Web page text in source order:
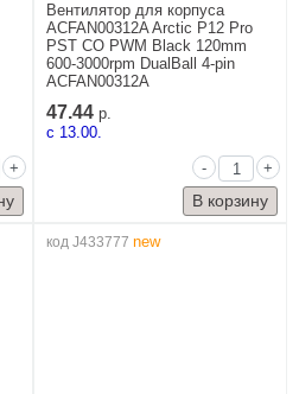
+
Вентилятор для корпуса
ACFAN00312A Arctic P12 Pro
PST CO PWM Black 120mm
600-3000rpm DualBall 4-pin
ACFAN00312A
47.44 р.
c 13.00.
-
+
код J433777 new